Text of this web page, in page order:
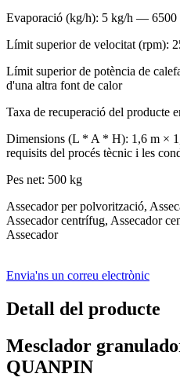
Evaporació (kg/h): 5 kg/h — 6500
Límit superior de velocitat (rpm):
Límit superior de potència de
d'una altra font de calor
Taxa de recuperació del producte
Dimensions (L * A * H): 1,6 m ×
requisits del procés tècnic i les
Pes net: 500 kg
Assecador per polvorització,
Assecador centrífug, Assecador
Assecador
Envia'ns un correu electrònic
Detall del producte
Mesclador
QUANPIN